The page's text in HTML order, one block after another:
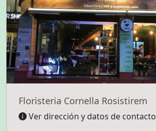
Floristeria Cornella Rosistirem
Ver dirección y datos de contacto